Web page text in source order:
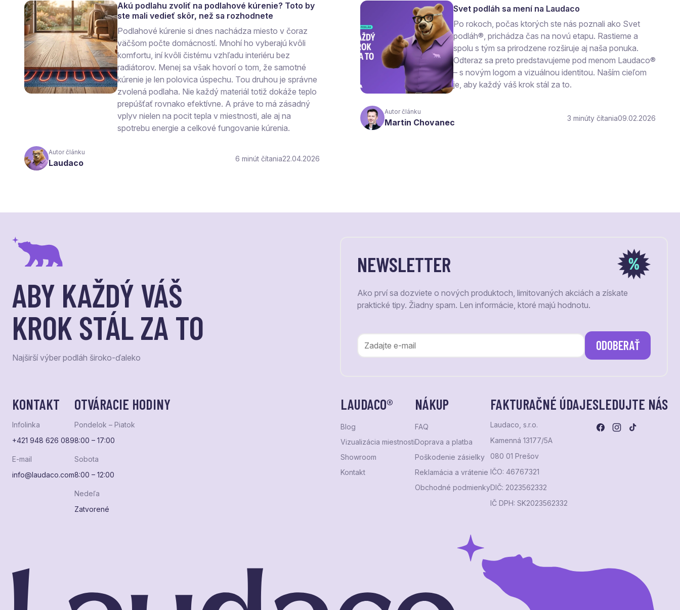
Akú podlahu zvoliť na podlahové kúrenie? Toto by
ste mali vedieť skôr, než sa rozhodnete
Podlahové kúrenie si dnes nachádza miesto v čoraz
väčšom počte domácností. Mnohí ho vyberajú kvôli
komfortu, iní kvôli čistému vzhľadu interiéru bez
radiátorov. Menej sa však hovorí o tom, že samotné
kúrenie je len polovica úspechu. Tou druhou je správne
zvolená podlaha. Nie každý materiál totiž dokáže teplo
prepúšťať rovnako efektívne. A práve to má zásadný
vplyv nielen na pocit tepla v miestnosti, ale aj na
spotrebu energie a celkové fungovanie kúrenia.
Autor článku
Laudaco 6 čítania22.04.2026
Svet podláh sa mení na Laudaco
Po rokoch, počas ktorých ste nás poznali ako Svet
podláh®, prichádza čas na novú etapu. Rastieme a
spolu s tým sa prirodzene rozširuje aj naša ponuka.
Odteraz sa preto predstavujeme pod menom Laudaco®
– s novým logom a vizuálnou identitou. Naším cieľom
je, aby každý váš krok stál za to.
Autor článku
Martin Chovanec 3 čítania09.02.2026
ABY KAŽDÝ VÁŠ
KROK STÁL ZA TO
Najširší výber podláh široko-ďaleko
NEWSLETTER
Ako prví sa dozviete o nových produktoch, limitovaných akciách a získate
praktické tipy. Žiadny spam. Len informácie, ktoré majú hodnotu.
ODOBERAŤ
KONTAKT
Infolinka
+421 948 626 089
E-mail
info@laudaco.com
OTVÁRACIE HODINY
Pondelok – Piatok
8:00 – 17:00
Sobota
8:00 – 12:00
Nedeľa
Zatvorené
LAUDACO®
Blog
Vizualizácia miestnosti
Showroom
Kontakt
NÁKUP
FAQ
Doprava a platba
Poškodenie zásielky
Reklamácia a vrátenie
Obchodné podmienky
FAKTURAČNÉ ÚDAJE
Laudaco, s.r.o.
Kamenná 13177/5A
080 01 Prešov
IČO: 46767321
DIČ: 2023562332
IČ DPH: SK2023562332
SLEDUJTE NÁS